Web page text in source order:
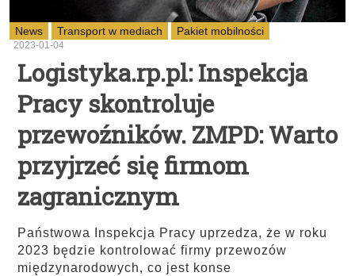
News Transport w mediach Pakiet mobilności
2023-01-04
Logistyka.rp.pl: Inspekcja
Pracy skontroluje
przewoźników. ZMPD: Warto
przyjrzeć się firmom
zagranicznym
Państwowa Inspekcja Pracy uprzedza, że w roku
2023 będzie kontrolować firmy przewozów
międzynarodowych, co jest konse